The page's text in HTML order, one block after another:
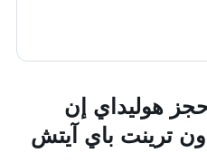
حجز هوليداي إن
ترينت باي آيتش